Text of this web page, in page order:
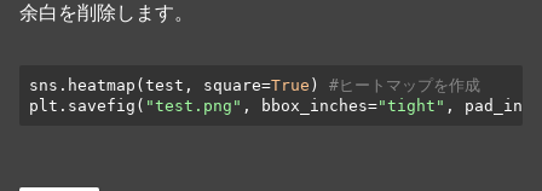
余白を削除します。
sns.heatmap(test, square=True ) #ヒートマップを作成
plt.savefig( "test.png" , bbox_inches="tight" ,